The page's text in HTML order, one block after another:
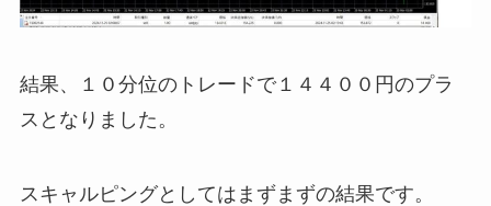
結果、１０分位のトレードで１４４００円のプラ
スとなりました。
スキャルピングとしてはまずまずの結果です。